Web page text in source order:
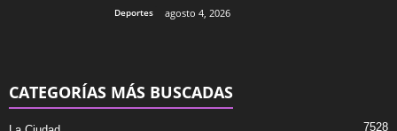
Deportes agosto 4, 2026
CATEGORÍAS MÁS BUSCADAS
7528